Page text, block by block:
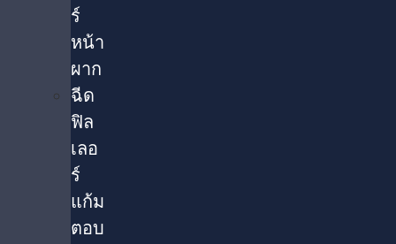
ร์
หน้า
ผาก
ฉีด
ฟิล
เลอ
ร์
แก้ม
ตอบ